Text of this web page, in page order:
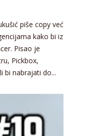
piše copy već
kako bi iz
Pisao je
Pickbox,
bi nabrajati do...